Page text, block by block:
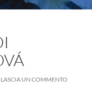
LASCIA UN COMMENTO